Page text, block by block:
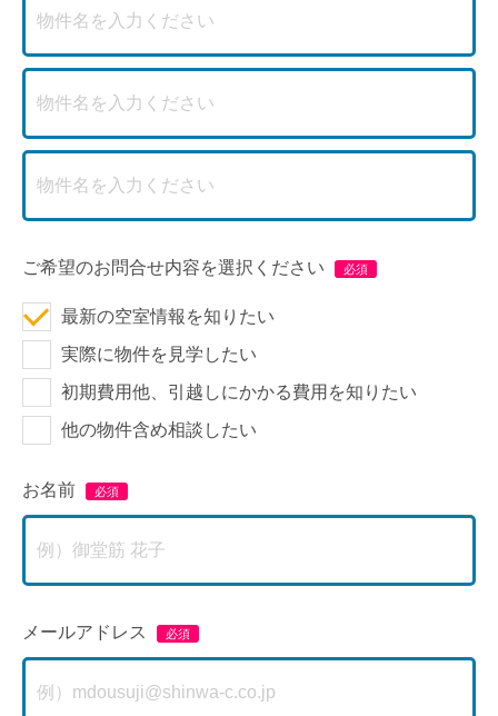
ご希望のお問合せ内容を選択ください
最新の空室情報を知りたい
実際に物件を見学したい
初期費用他、引越しにかかる費用を知りたい
他の物件含め相談したい
お名前
メールアドレス